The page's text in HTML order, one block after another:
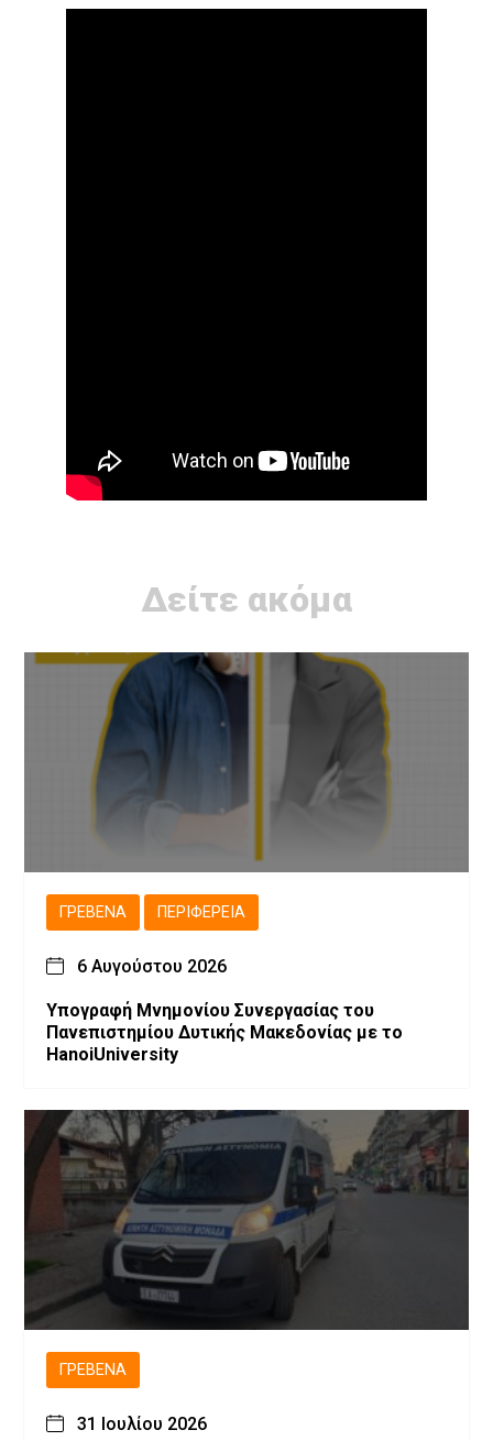
Δείτε ακόμα
ΓΡΕΒΕΝΆ ΠΕΡΙΦΈΡΕΙΑ
6 Αυγούστου 2026
Υπογραφή Μνημονίου Συνεργασίας του
Πανεπιστημίου Δυτικής Μακεδονίας με το
HanoiUniversity
ΓΡΕΒΕΝΆ
31 Ιουλίου 2026